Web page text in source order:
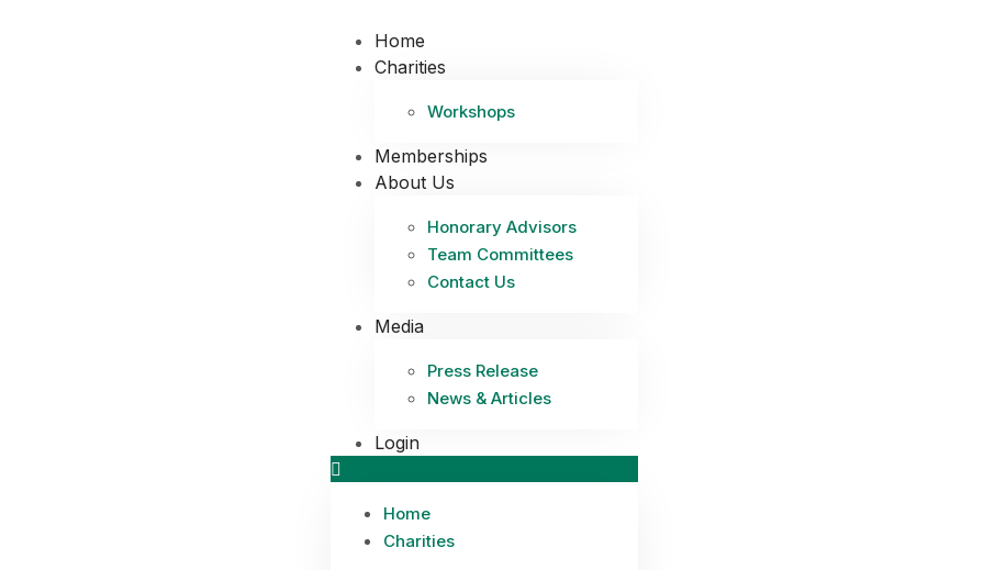
Home
Charities
Workshops
Memberships
About Us
Honorary Advisors
Team Committees
Contact Us
Media
Press Release
News & Articles
Login
Home
Charities